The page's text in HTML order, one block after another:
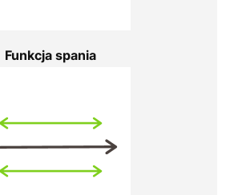
Funkcja spania